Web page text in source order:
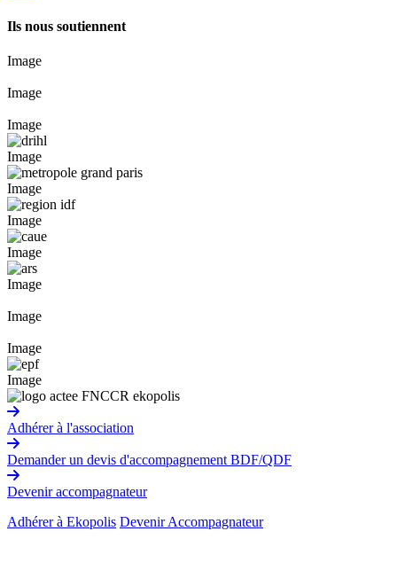
Ils nous soutiennent
Image
Image
Image
Image
Image
Image
Image
Image
Image
Image
Image
Adhérer à l'association
Demander un devis d'accompagnement BDF/QDF
Devenir accompagnateur
Adhérer à Ekopolis Devenir Accompagnateur